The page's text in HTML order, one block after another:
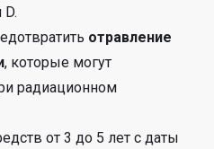
отравление
, которые могут
радиационном
от 3 до 5 лет с даты